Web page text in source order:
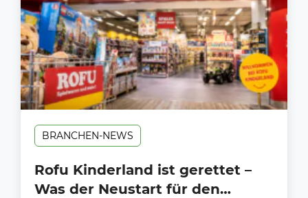
BRANCHEN-NEWS
Rofu Kinderland ist gerettet –
Was der Neustart für den